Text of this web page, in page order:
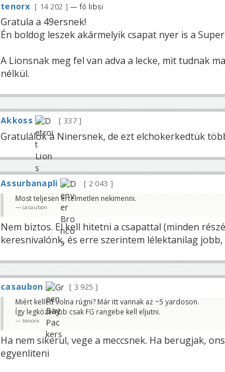
tenorx 14 202 — fő libsi
Gratula a 49ersnek!
Én boldog leszek akármelyik csapat nyer is a
A Lionsnak meg fel van adva a lecke, mit tudnak
nélkül.
Akkoss 337
Gratulálok a Ninersnek, de ezt elchokerkedtük
Assurbanapli
2 043
Most teljesen ertelmetlen nekimenni.
casaubon
Nem biztos. El kell hitetni a csapattal (minden
keresnivalónk, és erre szerintem lélektanilag jobb,
casaubon
3 925
Miért kellett volna rúgni? Már itt vannak az ~5 yardoson.
Így legközelebb csak FG rangebe kell eljutni.
tenorx
Ha nem sikerul, vege a meccsnek. Ha berugjak,
egyenliteni